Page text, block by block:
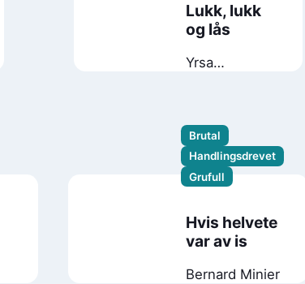
Lukk, lukk
og lås
Yrsa
Brutal
Handlingsdrevet
Grufull
Hvis helvete
var av is
Bernard Minier